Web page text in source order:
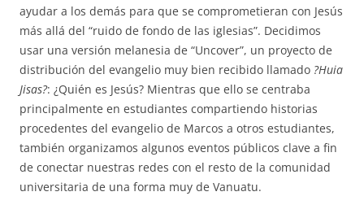
ayudar a los demás para que se comprometieran con Jesús
más allá del “ruido de fondo de las iglesias”. Decidimos
usar una versión melanesia de “Uncover”, un proyecto de
distribución del evangelio muy bien recibido llamado ?Huia
Jisas?: ¿Quién es Jesús? Mientras que ello se centraba
principalmente en estudiantes compartiendo historias
procedentes del evangelio de Marcos a otros estudiantes,
también organizamos algunos eventos públicos clave a fin
de conectar nuestras redes con el resto de la comunidad
universitaria de una forma muy de Vanuatu.